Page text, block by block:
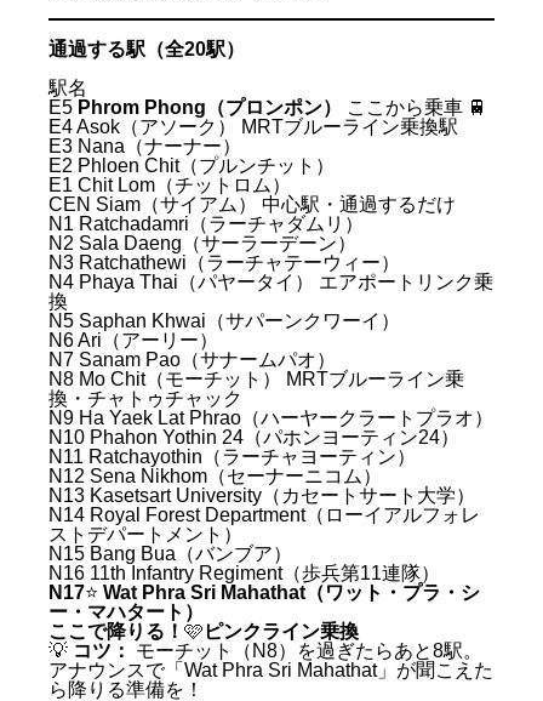
通過する駅（全20駅）
駅名
E5 Phrom Phong（プロンポン）
ここから乗車 🚆
E4 Asok（アソーク） MRTブルーライン乗換駅
E3 Nana（ナーナー）
E2 Phloen Chit（プルンチット）
E1 Chit Lom（チットロム）
CEN Siam（サイアム） 中心駅・通過するだけ
N1 Ratchadamri（ラーチャダムリ）
N2 Sala Daeng（サーラーデーン）
N3 Ratchathewi（ラーチャテーウィー）
N4 Phaya Thai（パヤータイ） エアポートリンク乗
換
N5 Saphan Khwai（サパーンクワーイ）
N6 Ari（アーリー）
N7 Sanam Pao（サナームパオ）
N8 Mo Chit（モーチット） MRTブルーライン乗
換・チャトゥチャック
N9 Ha Yaek Lat Phrao（ハーヤークラートプラオ）
N10 Phahon Yothin 24（パホンヨーティン24）
N11 Ratchayothin（ラーチャヨーティン）
N12 Sena Nikhom（セーナーニコム）
N13 Kasetsart University（カセートサート大学）
N14 Royal Forest Department（ローイアルフォレ
ストデパートメント）
N15 Bang Bua（バンブア）
N16 11th Infantry Regiment（歩兵第11連隊）
N17⭐ Wat Phra Sri Mahathat（ワット・プラ・シ
ー・マハタート）
ここで降りる！ 🩷 ピンクライン乗換
💡 コツ：
モーチット（N8）を過ぎたらあと8駅。
アナウンスで「Wat Phra Sri Mahathat」が聞こえた
ら降りる準備を！